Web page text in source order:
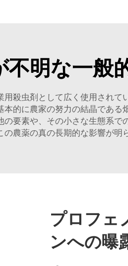
不明な一般
殺虫剤として広く使用され
的に農家の努力の結晶であ
要素や、その小さな生態系
農薬の真の長期的な影響が明
プロフェ
ンへの曝